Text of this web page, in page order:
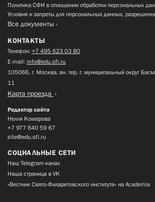
Политика СФИ в отношении обработки персональных
Условия и запреты для персональных данных,
Все документы
КОНТАКТЫ
Телефон: +7 495 623 03 80
E-mail: info@edu.sfi.ru
105066, г. Москва, вн. тер. г. муниципальный округ
11
Карта проезда
Редактор сайта
Нелля Комарова
+7 977 640 59 67
site@edu.sfi.ru
СОЦИАЛЬНЫЕ СЕТИ
Наш Telegram-канал
Наша страница в VK
«Вестник Свято-Филаретовского института» на Academia